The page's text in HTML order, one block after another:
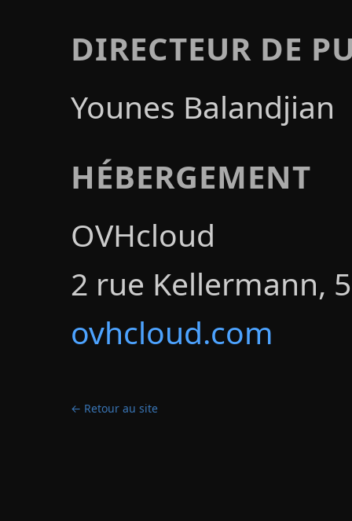
DIRECTEUR DE
Younes Balandjian
HÉBERGEMENT
OVHcloud
2 rue Kellermann,
ovhcloud.com
← Retour au site